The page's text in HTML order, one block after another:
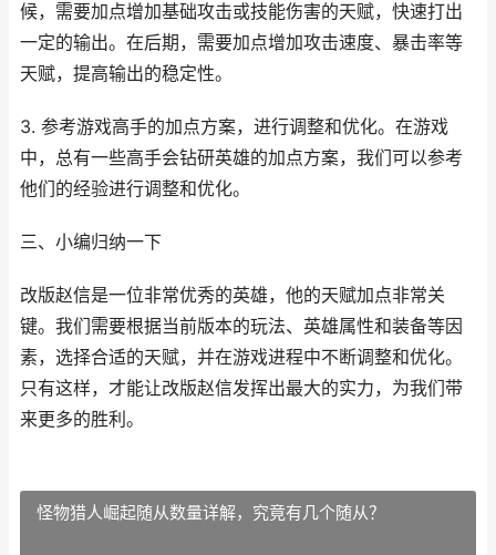
候，需要加点增加基础攻击或技能伤害的天赋，快速打出
一定的输出。在后期，需要加点增加攻击速度、暴击率等
天赋，提高输出的稳定性。
3. 参考游戏高手的加点方案，进行调整和优化。在游戏
中，总有一些高手会钻研英雄的加点方案，我们可以参考
他们的经验进行调整和优化。
三、小编归纳一下
改版赵信是一位非常优秀的英雄，他的天赋加点非常关
键。我们需要根据当前版本的玩法、英雄属性和装备等因
素，选择合适的天赋，并在游戏进程中不断调整和优化。
只有这样，才能让改版赵信发挥出最大的实力，为我们带
来更多的胜利。
怪物猎人崛起随从数量详解，究竟有几个随从？